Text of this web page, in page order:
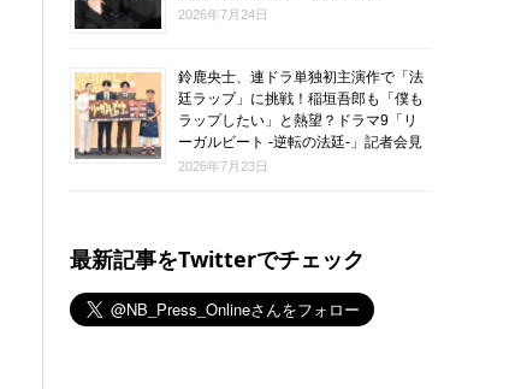
2026年7月24日
鈴鹿央士、連ドラ単独初主演作で「法
廷ラップ」に挑戦！稲垣吾郎も「僕も
ラップしたい」と熱望？ドラマ9「リ
ーガルビート -逆転の法廷-」記者会見
2026年7月23日
最新記事をTwitterでチェック